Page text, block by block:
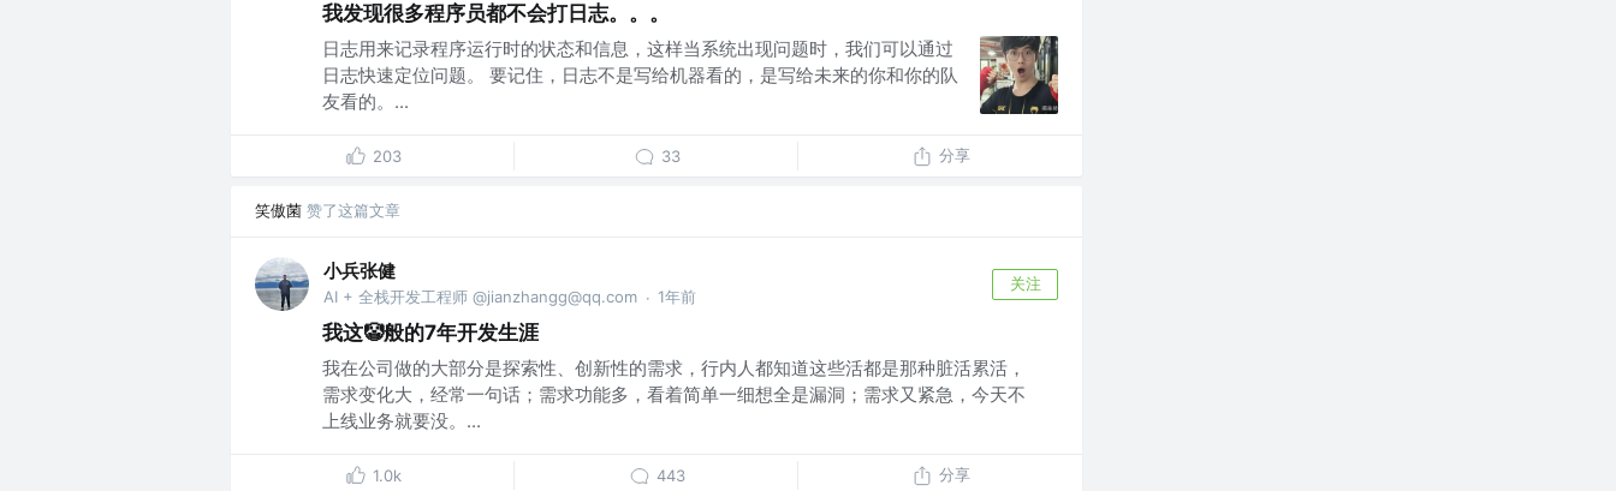
我发现很多程序员都不会打日志。。。
日志用来记录程序运行时的状态和信息，这样当系统出现问题时，我们可以通过
日志快速定位问题。 要记住，日志不是写给机器看的，是写给未来的你和你的队
友看的。...
203 33 分享
笑傲菌 赞了这篇文章
小兵张健
AI + 全栈开发工程师 @jianzhangg@qq.com · 1年前
关注
我这🤡般的7年开发生涯
我在公司做的大部分是探索性、创新性的需求，行内人都知道这些活都是那种脏活累活，
需求变化大，经常一句话；需求功能多，看着简单一细想全是漏洞；需求又紧急，今天不
上线业务就要没。...
1.0k 443 分享